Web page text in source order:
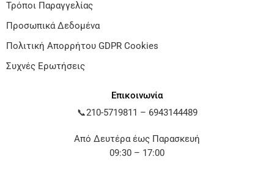
Τρόποι Παραγγελίας
Προσωπικά Δεδομένα
Πολιτική Απορρήτου GDPR Cookies
Συχνές Ερωτήσεις
Επικοινωνία
📞210-5719811 – 6943144489
Από Δευτέρα έως Παρασκευή
09:30 – 17:00